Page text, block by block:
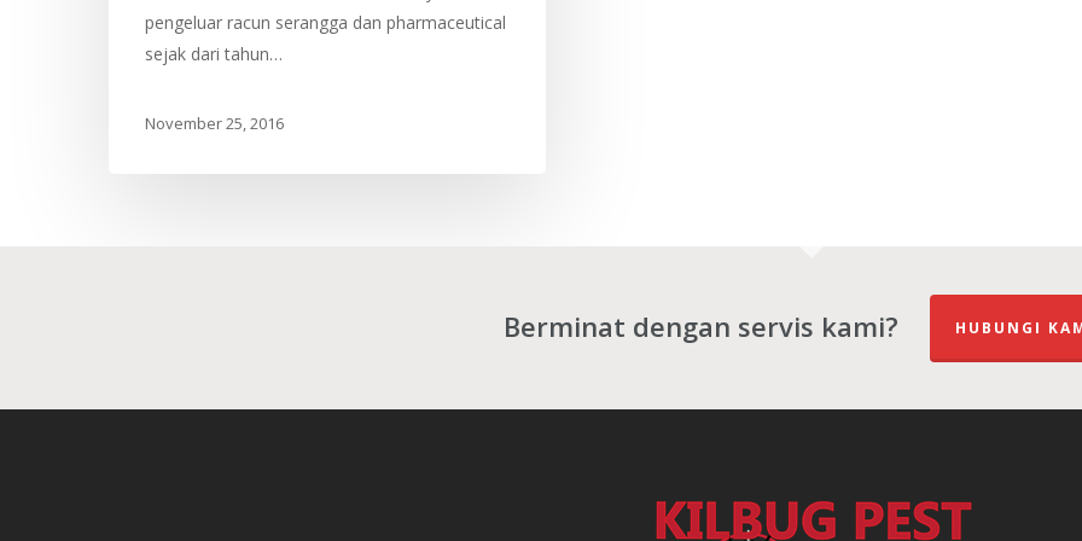
pengeluar racun serangga dan pharmaceutical
sejak dari tahun…
November 25, 2016
Berminat dengan servis kami? HUBUNGI